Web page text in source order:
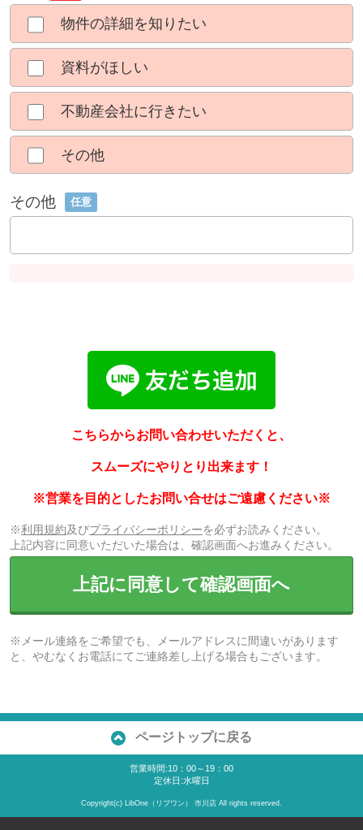
物件の詳細を知りたい
資料がほしい
不動産会社に行きたい
その他
その他 任意
こちらからお問い合わせいただくと、
スムーズにやりとり出来ます！
※営業を目的としたお問い合せはご遠慮ください※
※利用規約及びプライバシーポリシーを必ずお読みください。
上記内容に同意いただいた場合は、確認画面へお進みください。
上記に同意して確認画面へ
※メール連絡をご希望でも、メールアドレスに間違いがあります
と、やむなくお電話にてご連絡差し上げる場合もございます。
ページトップに戻る
営業時間:10：00～19：00
定休日:水曜日
Copyright(c) LibOne（リブワン） 市川店 All rights reserved.